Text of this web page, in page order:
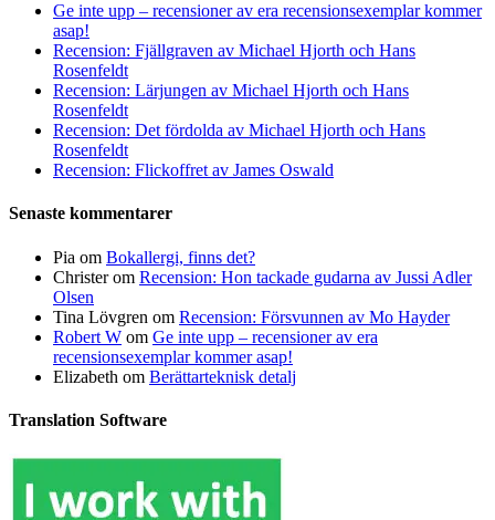
Ge inte upp – recensioner av era recensionsexemplar kommer
asap!
Recension: Fjällgraven av Michael Hjorth och Hans
Rosenfeldt
Recension: Lärjungen av Michael Hjorth och Hans
Rosenfeldt
Recension: Det fördolda av Michael Hjorth och Hans
Rosenfeldt
Recension: Flickoffret av James Oswald
Senaste kommentarer
Pia om Bokallergi, finns det?
Christerom Recension: Hon tackade gudarna av Jussi Adler
Olsen
Tina Lövgren om Recension: Försvunnen av Mo Hayder
Robert W om Ge inte upp – recensioner av era
recensionsexemplar kommer asap!
Elizabeth om Berättarteknisk detalj
Translation Software